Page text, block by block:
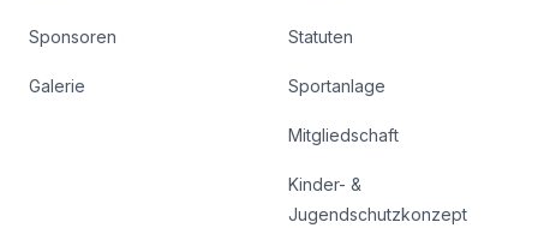
Sponsoren
Galerie
Statuten
Sportanlage
Mitgliedschaft
Kinder- &
Jugendschutzkonzept